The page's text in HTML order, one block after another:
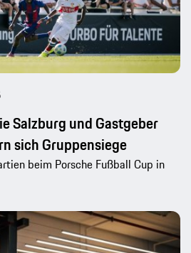
Salzburg und Gastgeber
sich Gruppensiege
beim Porsche Fußball Cup in